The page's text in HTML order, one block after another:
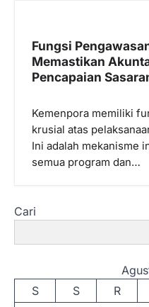
Fungsi
Memastikan
Pencapaian
Kemenpora memiliki
krusial atas
Ini adalah mekanisme
semua program dan…
Cari
S
S R